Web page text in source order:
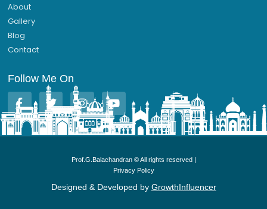
About
Gallery
Blog
Contact
Follow Me On
F
a
c
e
T
w
i
t
I
n
s
t
g
r
m
Y
o
u
t
b
e
Prof.G.Balachandran © All rights reserved |
Privacy Policy
Designed & Developed by GrowthInfluencer